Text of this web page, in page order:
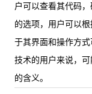
户可以查看其代码
的选项，用户可以
于其界面和操作方
技术的用户来说，
的含义。